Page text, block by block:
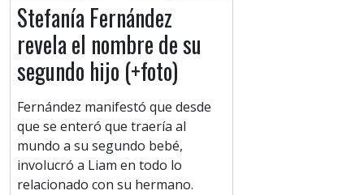
Stefanía Fernández
revela el nombre de su
segundo hijo (+foto)
Fernández manifestó que desde
que se enteró que traería al
mundo a su segundo bebé,
involucró a Liam en todo lo
relacionado con su hermano.